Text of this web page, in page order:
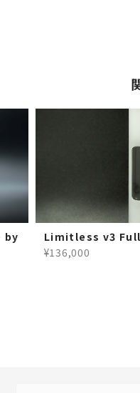
by
Limitless v3
¥136,000